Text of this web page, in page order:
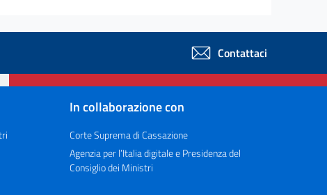
Contattaci
In collaborazione con
Corte Suprema di Cassazione
Agenzia per l’Italia digitale e Presidenza del
Consiglio dei Ministri